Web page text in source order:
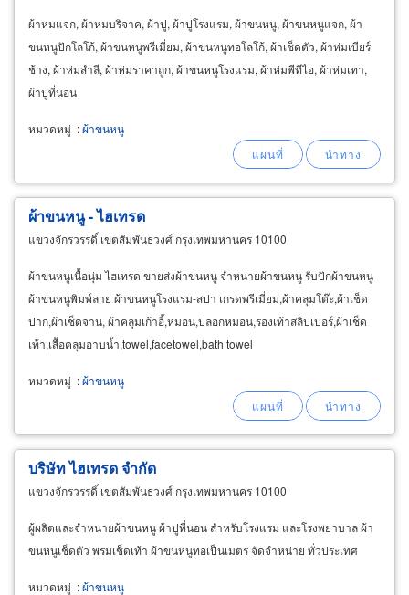
ผ้าห่มแจก, ผ้าห่มบริจาค, ผ้าปู, ผ้าปูโรงแรม, ผ้าขนหนู, ผ้าขนหนูแจก, ผ้า
ขนหนูปักโลโก้, ผ้าขนหนูพรีเมี่ยม, ผ้าขนหนูทอโลโก้, ผ้าเช็ดตัว, ผ้าห่มเบียร์
ช้าง, ผ้าห่มสำลี, ผ้าห่มราคาถูก, ผ้าขนหนูโรงแรม, ผ้าห่มพีทีไอ, ผ้าห่มเทา,
ผ้าปูที่นอน
หมวดหมู่ :ผ้าขนหนู
ผ้าขนหนู - ไฮเทรด
แขวงจักรวรรดิ์ เขตสัมพันธวงศ์ กรุงเทพมหานคร 10100
ผ้าขนหนูเนื้อนุ่ม ไฮเทรด ขายส่งผ้าขนหนู จำหน่ายผ้าขนหนู รับปักผ้าขนหนู
ผ้าขนหนูพิมพ์ลาย ผ้าขนหนูโรงแรม-สปา เกรดพรีเมี่ยม,ผ้าคลุมโต๊ะ,ผ้าเช็ด
ปาก,ผ้าเช็ดจาน, ผ้าคลุมเก้าอี้,หมอน,ปลอกหมอน,รองเท้าสลิปเปอร์,ผ้าเช็ด
เท้า,เสื้อคลุมอาบน้ำ,towel,facetowel,bath towel
หมวดหมู่ :ผ้าขนหนู
บริษัท ไฮเทรด จำกัด
แขวงจักรวรรดิ์ เขตสัมพันธวงศ์ กรุงเทพมหานคร 10100
ผู้ผลิตและจำหน่ายผ้าขนหนู ผ้าปูที่นอน สำหรับโรงแรม และโรงพยาบาล ผ้า
ขนหนูเช็ดตัว พรมเช็ดเท้า ผ้าขนหนูทอเป็นเมตร จัดจำหน่าย ทั่วประเทศ
หมวดหมู่ :ผ้าขนหนู